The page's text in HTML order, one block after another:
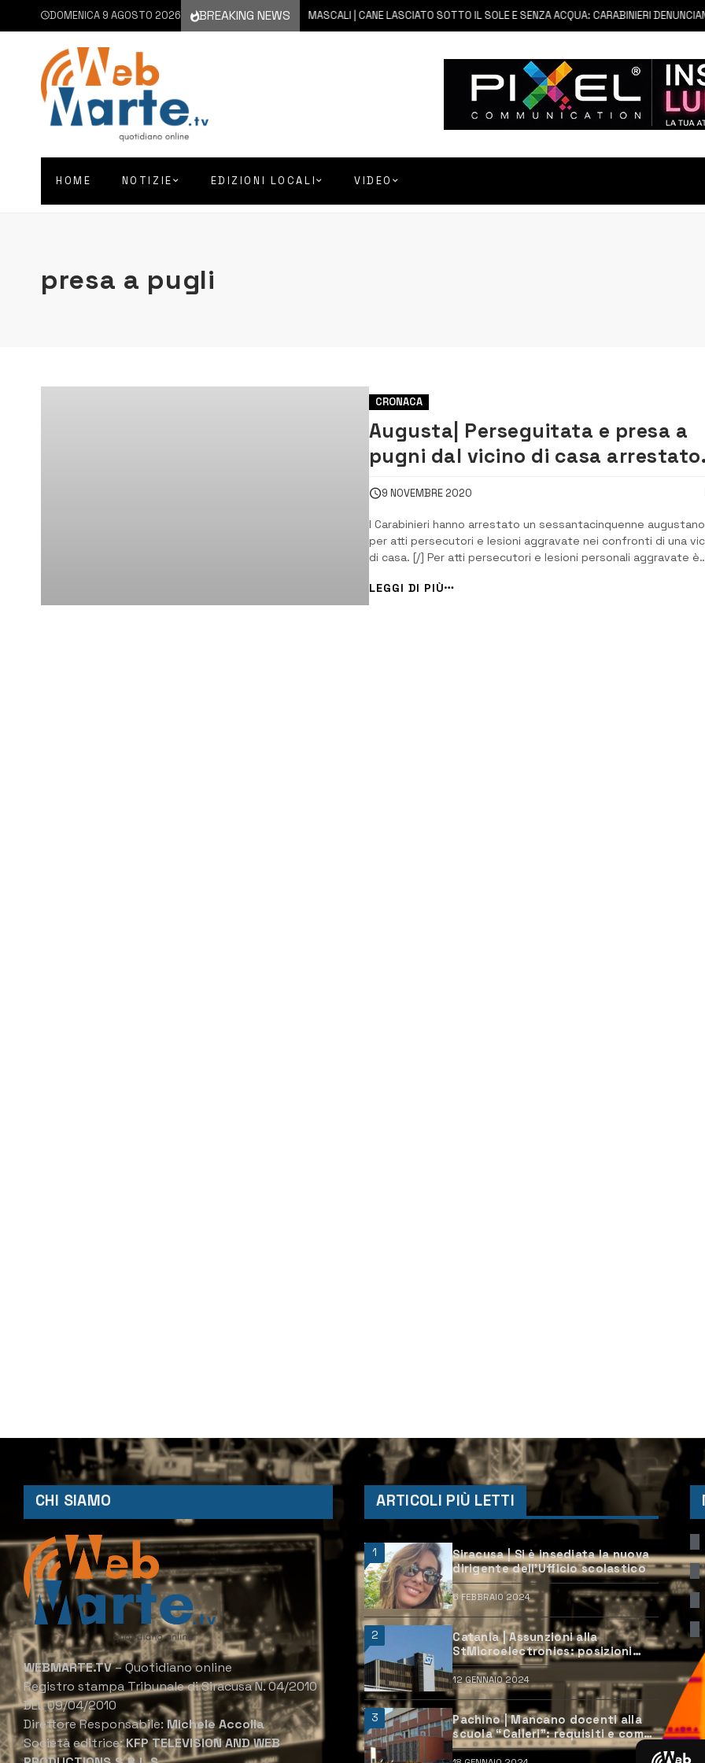
DOMENICA 9 AGOSTO 2026 BREAKING NEWS
9 AGOSTO 2026 MASCALI | CANE LASCIATO SOTTO IL SOLE E SENZA ACQUA: CARABINIERI DENUNCIANO
HOME NOTIZIE EDIZIONI LOCALI VIDEO
presa a pugli
CRONACA
Augusta| Perseguitata e presa a
pugni dal vicino di casa arrestato
dai carabinieri.
9 NOVEMBRE 2020
I Carabinieri hanno arrestato un sessantacinquenne augustano
per atti persecutori e lesioni aggravate nei confronti di una
di casa. [/] Per atti persecutori e lesioni personali aggravate è
D.S. 65 anni. L’arresto è avvenuto in esecuzione di un’ordinanza
ap...
LEGGI DI PIÙ
CHI SIAMO
WEBMARTE.TV– Quotidiano online
Registro stampa Tribunale di Siracusa N. 04/2010
DEL 09/04/2010
Direttore Responsabile:Michele Accolla
Società editrice:KFP TELEVISION AND WEB
ARTICOLI PIÙ LETTI
1
Siracusa | Si è insediata la nuova
dirigente dell’Ufficio scolastico
6 FEBBRAIO 2024
2
Catania | Assunzioni alla
StMicroelectronics: posizioni
aperte e come candidarsi
12 GENNAIO 2024
3
Pachino | Mancano docenti alla
scuola “Calleri”: requisiti e come
candidarsi